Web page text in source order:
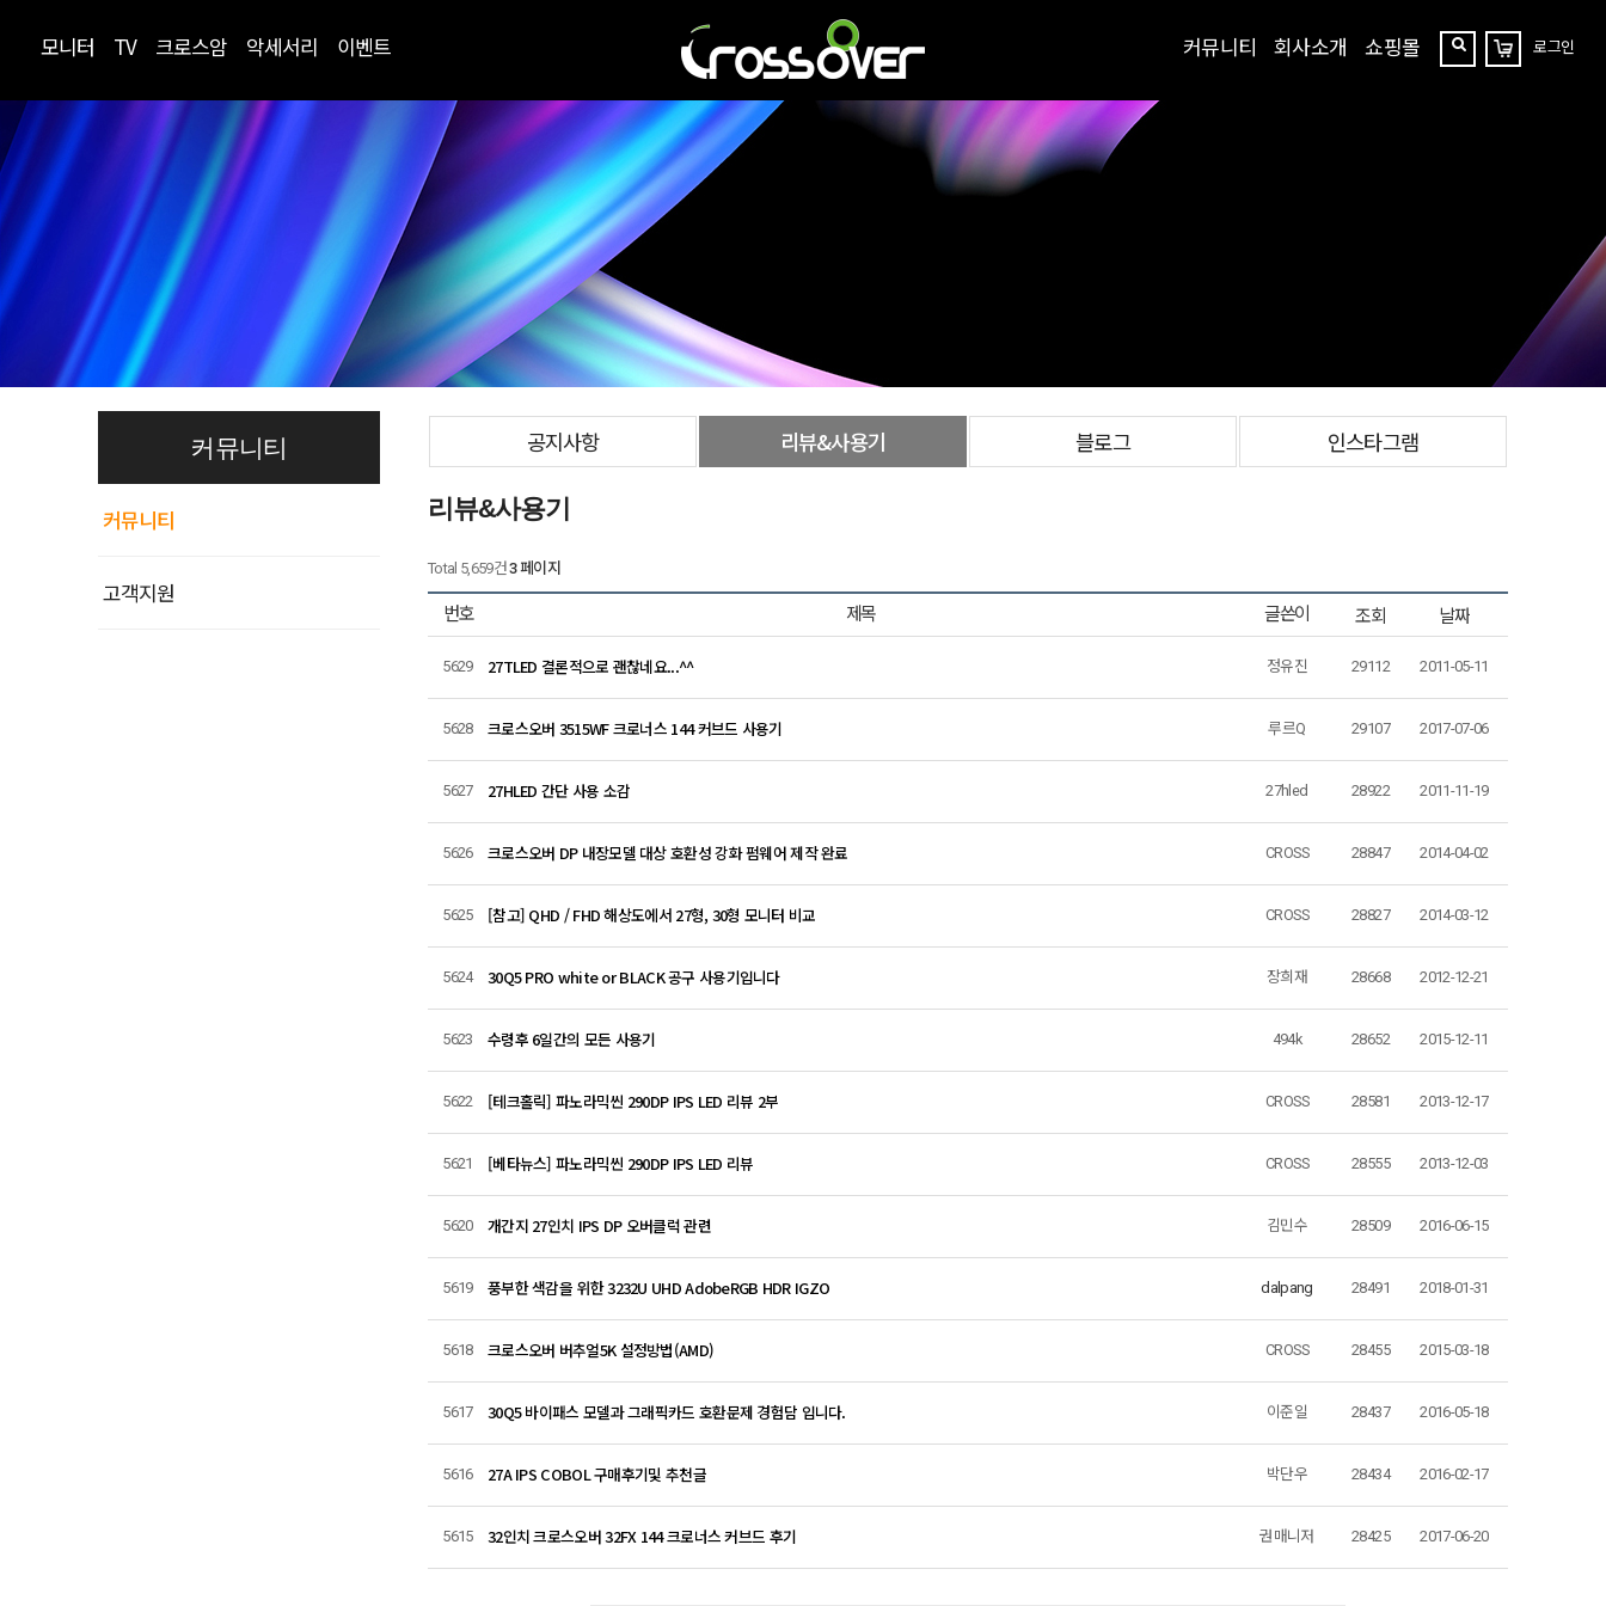
모니터 TV 크로스암 악세서리 이벤트 커뮤니티 회사소개 쇼핑몰
찾
장
바
로그인
커뮤니티
커뮤니티
고객지원
공지사항 리뷰&사용기 블로그 인스타그램
리뷰&사용기
Total 5,659건3 페이지
번호 제목 글쓴이 조회 날짜
5629 27TLED 결론적으로 괜찮네요...^^ 정유진 29112 2011-05-11
5628 크로스오버 3515WF 크로너스 144 커브드 사용기 루르Q 29107 2017-07-06
5627 27HLED 간단 사용 소감 27hled 28922 2011-11-19
5626 크로스오버 DP 내장모델 대상 호환성 강화 펌웨어 제작 완료 CROSS 28847 2014-04-02
5625 [참고] QHD / FHD 해상도에서 27형, 30형 모니터 비교 CROSS 28827 2014-03-12
5624 30Q5 PRO white or BLACK 공구 사용기입니다 장희재 28668 2012-12-21
5623 수령후 6일간의 모든 사용기 494k 28652 2015-12-11
5622 [테크홀릭] 파노라믹씬 290DP IPS LED 리뷰 2부 CROSS 28581 2013-12-17
5621 [베타뉴스] 파노라믹씬 290DP IPS LED 리뷰 CROSS 28555 2013-12-03
5620 개간지 27인치 IPS DP 오버클럭 관련 김민수 28509 2016-06-15
5619 풍부한 색감을 위한 3232U UHD AdobeRGB HDR IGZO dalpang 28491 2018-01-31
5618 크로스오버 버추얼5K 설정방법(AMD) CROSS 28455 2015-03-18
5617 30Q5 바이패스 모델과 그래픽카드 호환문제 경험담 입니다. 이준일 28437 2016-05-18
5616 27A IPS COBOL 구매후기및 추천글 박단우 28434 2016-02-17
5615 32인치 크로스오버 32FX 144 크로너스 커브드 후기 권매니저 28425 2017-06-20